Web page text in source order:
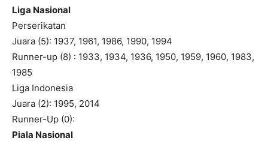
Liga Nasional
Perserikatan
Juara (5): 1937, 1961, 1986, 1990, 1994
Runner-up (8) : 1933, 1934, 1936, 1950, 1959, 1960, 1983,
1985
Liga Indonesia
Juara (2): 1995, 2014
Runner-Up (0):
Piala Nasional